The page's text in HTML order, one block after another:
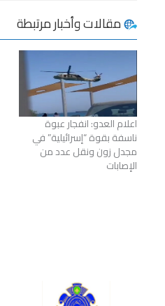
مقالات وأخبار مرتبطة
اعلام العدو: انفجار عبوة
ناسفة بقوة “إسرائيلية” في
مجدل زون ونقل عدد من
الإصابات